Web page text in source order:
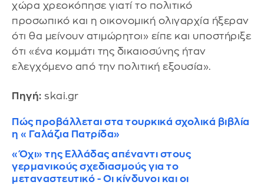
χώρα χρεοκόπησε γιατί το πολιτικό
προσωπικό και η οικονομική ολιγαρχία ήξεραν
ότι θα μείνουν ατιμώρητοι» είπε και υποστήριξε
ότι «ένα κομμάτι της δικαιοσύνης ήταν
ελεγχόμενο από την πολιτική εξουσία».
Πηγή: skai.gr
Πώς προβάλλεται στα τουρκικά σχολικά βιβλία
η «Γαλάζια Πατρίδα»
«Όχι» της Ελλάδας απέναντι στους
γερμανικούς σχεδιασμούς για το
μεταναστευτικό - Οι κίνδυνοι και οι